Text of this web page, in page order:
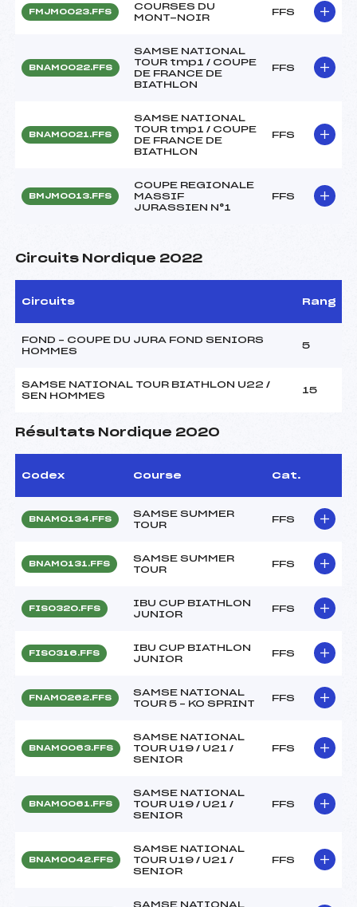
FMJM0023.FFS
COURSES DU
MONT-NOIR
FFS
BNAM0022.FFS
SAMSE NATIONAL
TOUR tmp1 / COUPE
DE FRANCE DE
BIATHLON
FFS
BNAM0021.FFS
SAMSE NATIONAL
TOUR tmp1 / COUPE
DE FRANCE DE
BIATHLON
FFS
BMJM0013.FFS
COUPE REGIONALE
MASSIF
JURASSIEN N°1
FFS
Circuits Nordique 2022
Circuits Rang
FOND – COUPE DU JURA FOND SENIORS
HOMMES
5
SAMSE NATIONAL TOUR BIATHLON U22 /
SEN HOMMES
15
Résultats Nordique 2020
Codex Course Cat.
BNAM0134.FFS
SAMSE SUMMER
TOUR
FFS
BNAM0131.FFS
SAMSE SUMMER
TOUR
FFS
FIS0320.FFS
IBU CUP BIATHLON
JUNIOR
FFS
FIS0316.FFS
IBU CUP BIATHLON
JUNIOR
FFS
FNAM0262.FFS
SAMSE NATIONAL
TOUR 5 – KO SPRINT
FFS
BNAM0063.FFS
SAMSE NATIONAL
TOUR U19 / U21 /
SENIOR
FFS
BNAM0061.FFS
SAMSE NATIONAL
TOUR U19 / U21 /
SENIOR
FFS
BNAM0042.FFS
SAMSE NATIONAL
TOUR U19 / U21 /
SENIOR
FFS
SAMSE NATIONAL